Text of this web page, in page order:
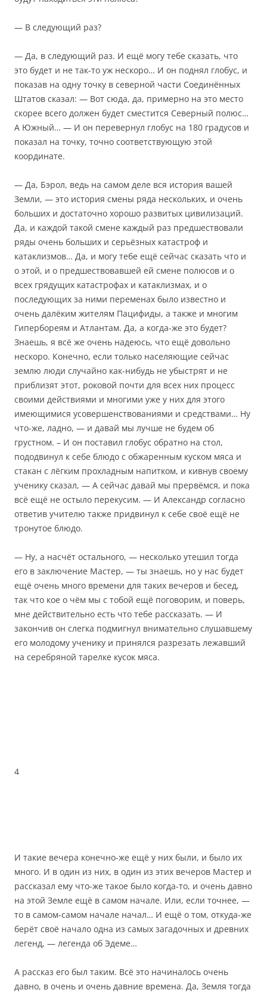
— В следующий раз?
— Да, в следующий раз. И ещё могу тебе сказать, что
это будет и не так-то уж нескоро… И он поднял глобус, и
показав на одну точку в северной части Соединённых
Штатов сказал: — Вот сюда, да, примерно на это место
скорее всего должен будет сместится Северный полюс…
А Южный… — И он перевернул глобус на 180 градусов и
показал на точку, точно соответствующую этой
координате.
— Да, Бэрол, ведь на самом деле вся история вашей
Земли, — это история смены ряда нескольких, и очень
больших и достаточно хорошо развитых цивилизаций.
Да, и каждой такой смене каждый раз предшествовали
ряды очень больших и серьёзных катастроф и
катаклизмов… Да, и могу тебе ещё сейчас сказать что и
о этой, и о предшествовавшей ей смене полюсов и о
всех грядущих катастрофах и катаклизмах, и о
последующих за ними переменах было известно и
очень далёким жителям Пацифиды, а также и многим
Гипербореям и Атлантам. Да, а когда-же это будет?
Знаешь, я всё же очень надеюсь, что ещё довольно
нескоро. Конечно, если только населяющие сейчас
землю люди случайно как-нибудь не убыстрят и не
приблизят этот, роковой почти для всех них процесс
своими действиями и многими уже у них для этого
имеющимися усовершенствованиями и средствами… Ну
что-же, ладно, — и давай мы лучше не будем об
грустном. – И он поставил глобус обратно на стол,
пододвинул к себе блюдо с обжаренным куском мяса и
стакан с лёгким прохладным напитком, и кивнув своему
ученику сказал, — А сейчас давай мы прервёмся, и пока
всё ещё не остыло перекусим. — И Александр согласно
ответив учителю также придвинул к себе своё ещё не
тронутое блюдо.
— Ну, а насчёт остального, — несколько утешил тогда
его в заключение Мастер, — ты знаешь, но у нас будет
ещё очень много времени для таких вечеров и бесед,
так что кое о чём мы с тобой ещё поговорим, и поверь,
мне действительно есть что тебе рассказать. — И
закончив он слегка подмигнул внимательно слушавшему
его молодому ученику и принялся разрезать лежавший
на серебряной тарелке кусок мяса.
4
И такие вечера конечно-же ещё у них были, и было их
много. И в один из них, в один из этих вечеров Мастер и
рассказал ему что-же такое было когда-то, и очень давно
на этой Земле ещё в самом начале. Или, если точнее, —
то в самом-самом начале начал… И ещё о том, откуда-же
берёт своё начало одна из самых загадочных и древних
легенд, — легенда об Эдеме…
А рассказ его был таким. Всё это начиналось очень
давно, в очень и очень давние времена. Да, Земля тогда